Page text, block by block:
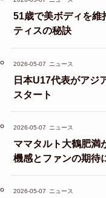
51歳で美ボディを維
ティスの秘訣
2026-05-07 ニュース
日本U17代表がアジ
スタート
2026-05-07 ニュース
ママタルト大鶴肥満
機感とファンの期待
2026-05-07 ニュース